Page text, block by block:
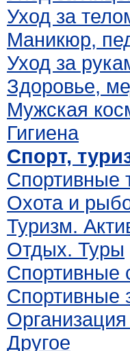
Уход за
Маникюр,
Уход за
Здоровье,
Мужская
Гигиена
Спорт,
Спортивные
Охота и
Туризм.
Отдых. Туры
Спортивные
Спортивные
Другое